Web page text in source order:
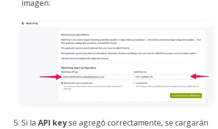
imagen:
Si la API keyse agregó correctamente, se cargarán